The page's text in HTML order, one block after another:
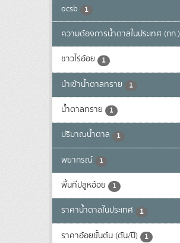
ocsb 1
ความต้องการน้ำตาลในประเทศ (กก.)
ชาวไร่อ้อย 1
นำเข้าน้ำตาลทราย 1
น้ำตาลทราย 1
ปริมาณน้ำตาล 1
พยากรณ์ 1
พื้นที่ปลูหอ้อย 1
ราคาน้ำตาลในประเทศ 1
ราคาอ้อยขั้นต้น (ตัน/ปี) 1